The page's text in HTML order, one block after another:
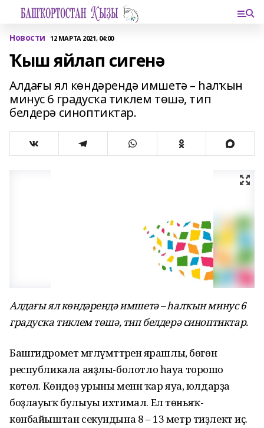
Новости 12 МАРТА 2021, 04:00
Ҡыш яйлап сигенә
Алдағы ял көндәрендә имшетә – һалҡын
минус 6 градусҡа тиклем төшә, тип
белдерә синоптиктар.
Алдағы ял көндәрендә имшетә – һалҡын минус 6
градусҡа тиклем төшә, тип белдерә синоптиктар.
Башгидромет мәғлүмәттәренә ярашлы, бөгөн
республикала аяҙлы-болотло һауа торошо
көтөлә. Көндөҙ урыны менән ҡар яуа, юлдарҙа
боҙлауыҡ булыуы ихтимал. Ел төньяҡ-
көнбайыштан секундына 8 – 13 метр тиҙлектә иҫә.